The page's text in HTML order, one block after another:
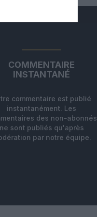
COMMENTAIRE
INSTANTANÉ
commentaire est publié
instantanément. Les
des non-abonnés
ne sont publiés qu'après
par notre équipe.